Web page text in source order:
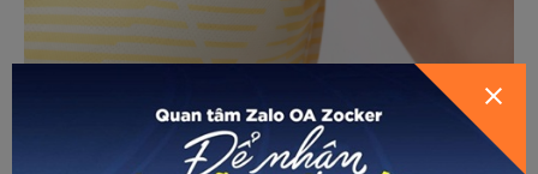
Form áo nữ được thiết kế gọn gàng, ôm nhẹ theo dáng
người nhưng vẫn đảm bảo sự thoải mái khi vận động. Cổ
HƯỚNG DẪN CHỌN SIZE
GỬI THÔNG TIN ĐỂ ZOCKER TƯ